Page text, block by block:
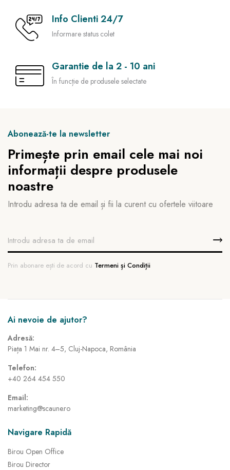
Info Clienti 24/7
Informare status colet
Garantie de la 2 - 10 ani
În funcție de produsele selectate
Abonează-te la newsletter
Primește prin email cele mai noi
informații despre produsele
noastre
Introdu adresa ta de email și fii la curent cu ofertele viitoare
Prin abonare ești de acord cu Termeni și Condiții
Ai nevoie de ajutor?
Adresă:
Piața 1 Mai nr. 4–5, Cluj-Napoca, România
Telefon:
+40 264 454 550
Email:
marketing@scaune.ro
Navigare Rapidă
Birou Open Office
Birou Director